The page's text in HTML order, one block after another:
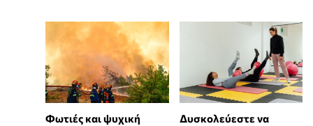
Φωτιές και ψυχική
Δυσκολεύεστε να